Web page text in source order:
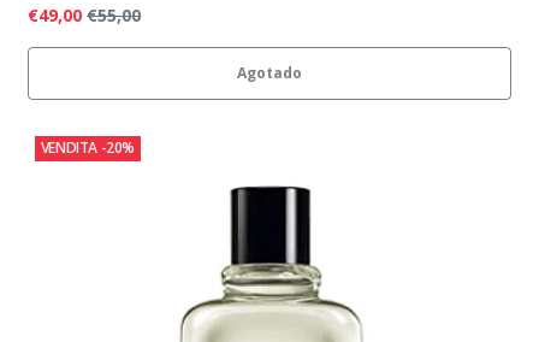
€49,00 €55,00
Agotado
VENDITA -20%